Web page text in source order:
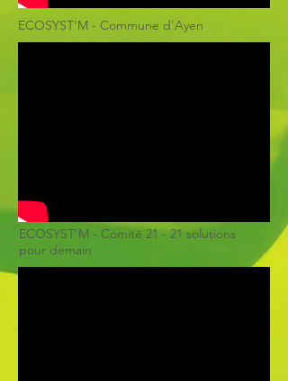
ECOSYST'M - Commune d'Ayen
ECOSYST'M - Comité 21 - 21 solutions
pour demain